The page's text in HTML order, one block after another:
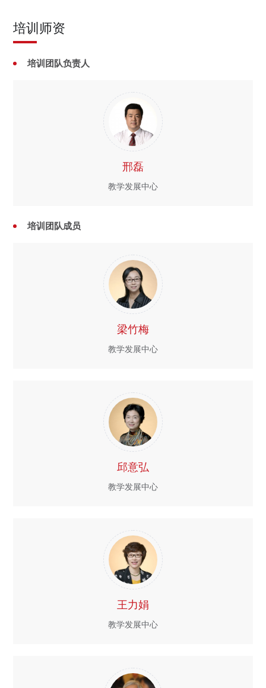
培训师资
培训团队负责人
邢磊
教学发展中心
培训团队成员
梁竹梅
教学发展中心
邱意弘
教学发展中心
王力娟
教学发展中心